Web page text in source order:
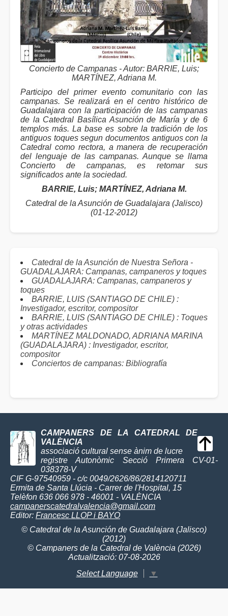
Concierto de Campanas - Autor: BARRIE, Luis;
MARTÍNEZ, Adriana M.
Participo del primer evento comunitario con las
campanas. Se realizará en el centro histórico de
Guadalajara con la participación de las campanas
de la Catedral Basílica Asunción de María y de 6
templos más. La base es sobre la tradición de los
antiguos toques segun documentos antiguos con la
Catedral como rectora, a manera de recuperación
del lenguaje de las campanas. Aunque se llama
Concierto de campanas, es retomar sus
significados ante la sociedad.
BARRIE, Luis; MARTÍNEZ, Adriana M.
Catedral de la Asunción de Guadalajara (Jalisco)
(01-12-2012)
Catedral de la Asunción de Nuestra Señora -
GUADALAJARA: Campanas, campaneros y toques
GUADALAJARA: Campanas, campaneros y
toques
BARRIE, LUIS (SANTIAGO DE CHILE) :
Investigador, escritor, compositor
BARRIE, LUIS (SANTIAGO DE CHILE) : Toques
y otras actividades
MARTÍNEZ MALDONADO, ADRIANA MARINA
(GUADALAJARA) : Investigador, escritor,
compositor
Conciertos de campanas: Bibliografía
CAMPANERS DE LA CATEDRAL DE
VALÈNCIA
associació cultural sense ànim de lucre
registre Autonòmic Secció Primera CV-01-
038378-V
CIF G-97540959 - c/c 0049/2626/86/2814120711
Ermita de Santa Llúcia - Carrer de l'Hospital, 15
Telèfon 636 066 978 - 46001 - VALÈNCIA
campanerscatedralvalencia@gmail.com
Editor: Francesc LLOP i BAYO
© Catedral de la Asunción de Guadalajara (Jalisco)
(2012)
© Campaners de la Catedral de València (2026)
Actualització: 07-08-2026
Select Language
▼